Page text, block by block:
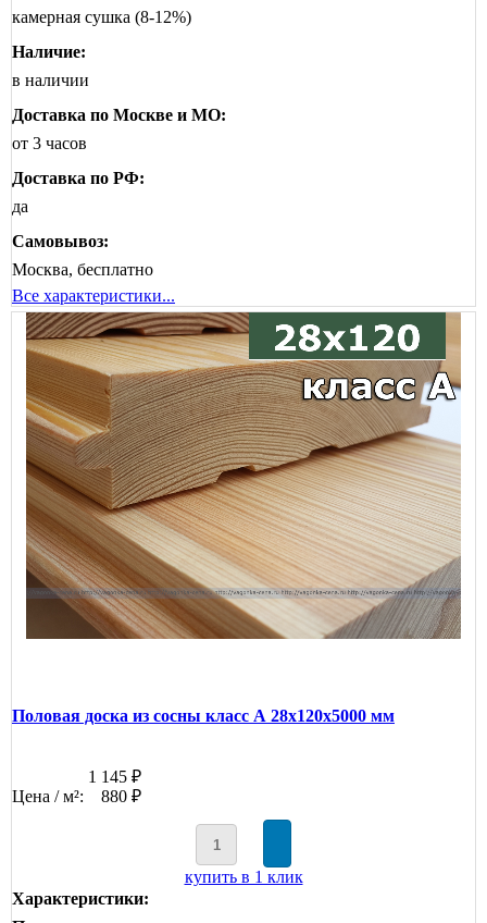
камерная сушка (8-12%)
Наличие:
в наличии
Доставка по Москве и МО:
от 3 часов
Доставка по РФ:
да
Самовывоз:
Москва, бесплатно
Все характеристики...
Половая доска из сосны класс А 28x120x5000 мм
1 145 ₽
Цена / м²:
880 ₽
купить в 1 клик
Характеристики: